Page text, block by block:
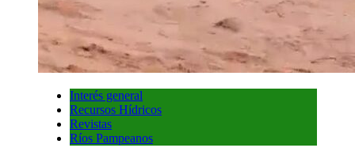
Interés general
Recursos Hídricos
Revistas
Ríos Pampeanos